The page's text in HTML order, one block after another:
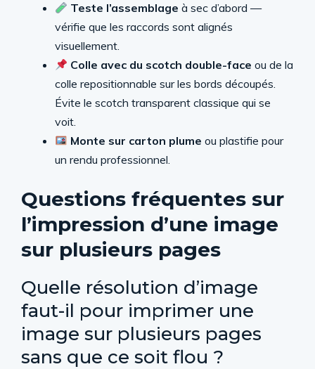
Teste l’assemblage à sec d’abord —
vérifie que les raccords sont alignés
visuellement.
Colle avec du scotch double-face ou de la
colle repositionnable sur les bords découpés.
Évite le scotch transparent classique qui se
voit.
Monte sur carton plume ou plastifie pour
un rendu professionnel.
Questions fréquentes sur
l’impression d’une image
sur plusieurs pages
Quelle résolution d’image
faut-il pour imprimer une
image sur plusieurs pages
sans que ce soit flou ?